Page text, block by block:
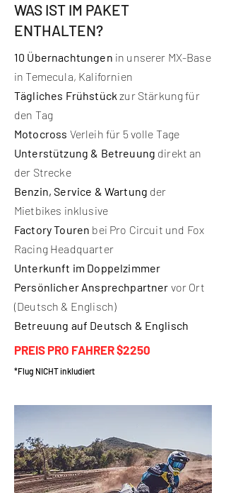
WAS IST IM PAKET
ENTHALTEN?
10 Übernachtungen in unserer MX-Base
in Temecula, Kalifornien
Tägliches Frühstück zur Stärkung für
den Tag
Motocross Verleih für 5 volle Tage
Unterstützung & Betreuung direkt an
der Strecke
Benzin, Service & Wartung der
Mietbikes inklusive
Factory Touren bei Pro Circuit und Fox
Racing Headquarter
Unterkunft im Doppelzimmer
Persönlicher Ansprechpartner vor Ort
(Deutsch & Englisch)
Betreuung auf Deutsch & Englisch
PREIS PRO FAHRER $2250
*Flug NICHT inkludiert